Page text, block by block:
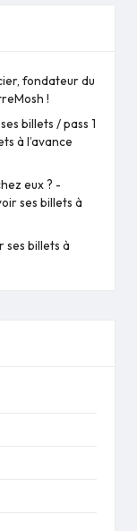
fondateur du
!
billets / pass 1
à l’avance
eux ? -
ses billets à
ses billets à